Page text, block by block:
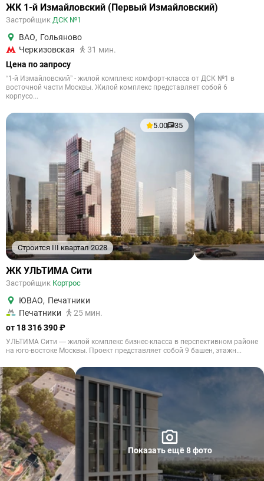
ЖК 1-й Измайловский (Первый Измайловский)
Застройщик ДСК №1
ВАО, Гольяново
Черкизовская
31 мин.
Цена по запросу
“1-й Измайловский” - жилой комплекс комфорт-класса от ДСК №1 в
восточной части Москвы. Жилой комплекс представляет собой 6
корпусо...
Строится III квартал 2028
5.00 35
ЖК УЛЬТИМА Сити
Застройщик Кортрос
ЮВАО, Печатники
Печатники
25 мин.
от 18 316 390 ₽
УЛЬТИМА Сити — жилой комплекс бизнес-класса в перспективном районе
на юго-востоке Москвы. Проект представляет собой 9 башен, этажн...
Показать ещё 8 фото